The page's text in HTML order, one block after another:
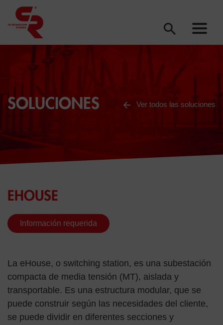
SOLUCIONES Ver todos las soluciones
EHOUSE
Información requerida
La eHouse, o switching station, es una subestación
compacta de media tensión (MT), aislada y
transportable. Es una estructura modular, que se
puede construir según las necesidades del cliente,
se puede dividir en diferentes secciones y